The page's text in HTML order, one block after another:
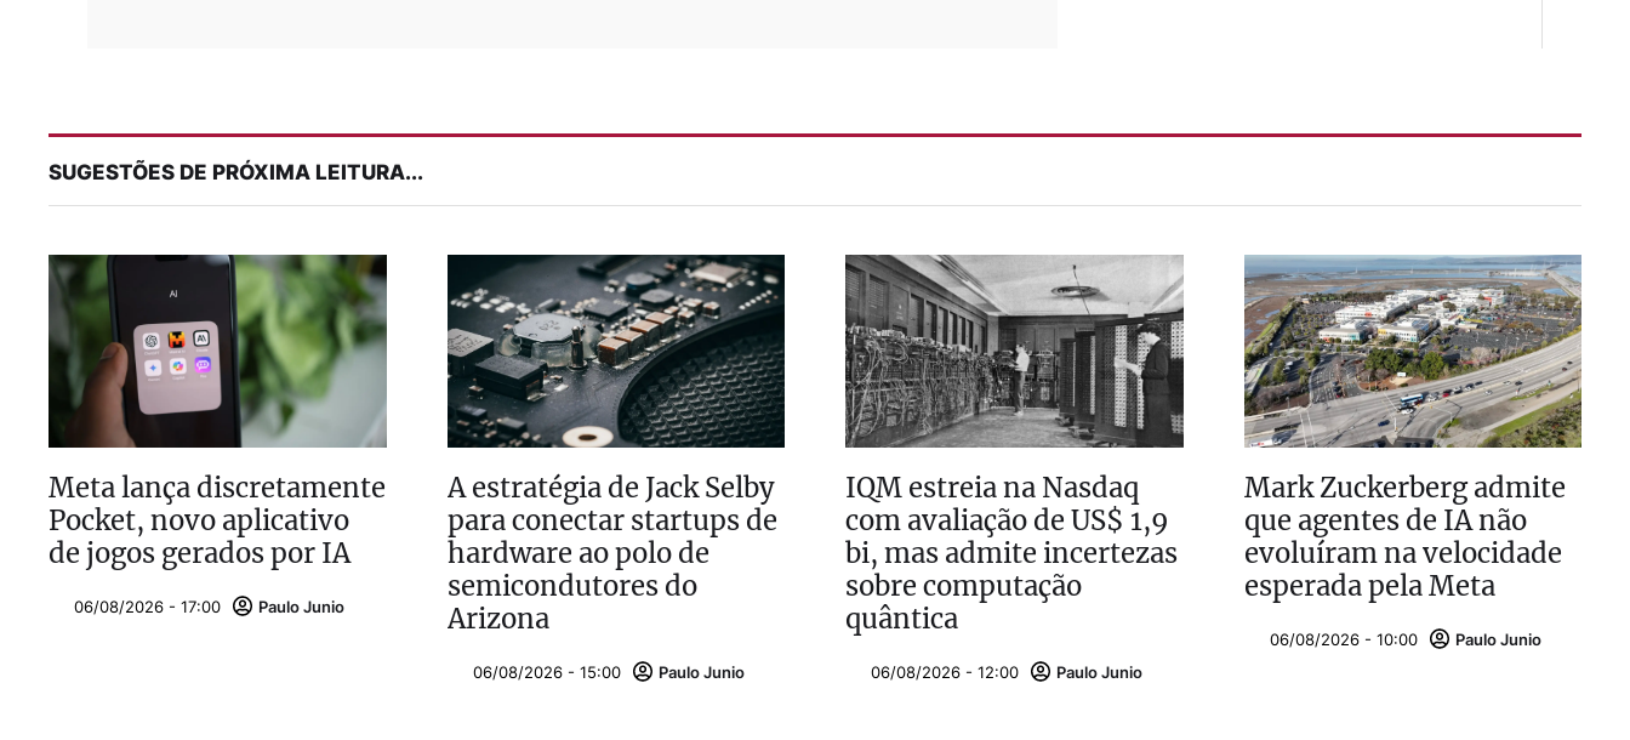
SUGESTÕES DE PRÓXIMA LEITURA...
Meta lança discretamente
Pocket, novo aplicativo
de jogos gerados por IA
06/08/2026 - 17:00 Paulo Junio
A estratégia de Jack Selby
para conectar startups de
hardware ao polo de
semicondutores do
Arizona
06/08/2026 - 15:00 Paulo Junio
IQM estreia na Nasdaq
com avaliação de US$ 1,9
bi, mas admite incertezas
sobre computação
quântica
06/08/2026 - 12:00 Paulo Junio
Mark Zuckerberg admite
que agentes de IA não
evoluíram na velocidade
esperada pela Meta
06/08/2026 - 10:00 Paulo Junio